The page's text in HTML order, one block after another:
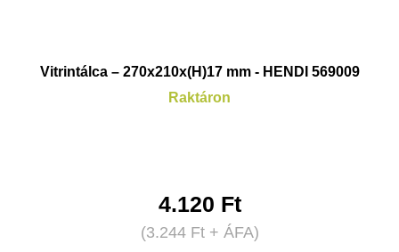
Vitrintálca – 270x210x(H)17 mm - HENDI 569009
Raktáron
4.120 Ft
(3.244 Ft+ ÁFA)